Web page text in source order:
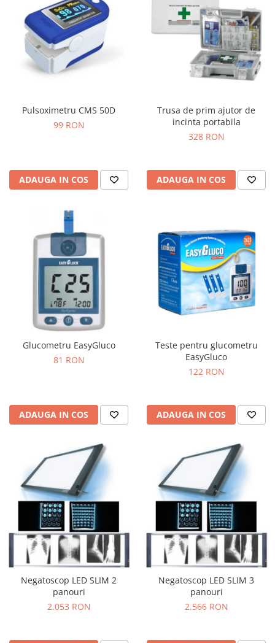
Pulsoximetru CMS 50D
99 RON
ADAUGA IN COS
Trusa de prim ajutor de
incinta portabila
328 RON
ADAUGA IN COS
Glucometru EasyGluco
81 RON
ADAUGA IN COS
Teste pentru glucometru
EasyGluco
122 RON
ADAUGA IN COS
Negatoscop LED SLIM 2
panouri
2.053 RON
Negatoscop LED SLIM 3
panouri
2.566 RON